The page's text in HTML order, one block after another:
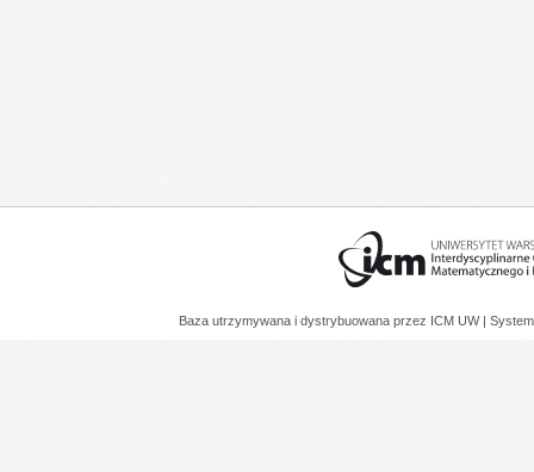
Baza utrzymywana i dystrybuowana przez ICM UW |